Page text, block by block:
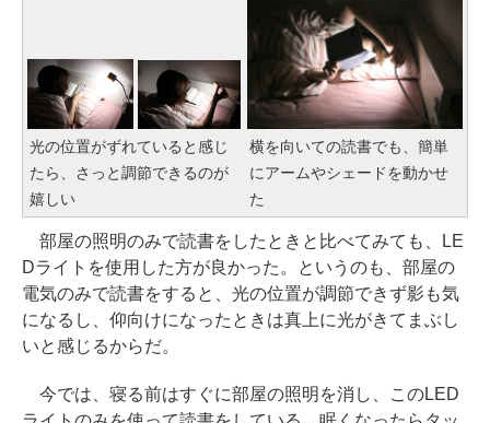
光の位置がずれていると感じ
たら、さっと調節できるのが
嬉しい
横を向いての読書でも、簡単
にアームやシェードを動かせ
た
部屋の照明のみで読書をしたときと比べてみても、LE
Dライトを使用した方が良かった。というのも、部屋の
電気のみで読書をすると、光の位置が調節できず影も気
になるし、仰向けになったときは真上に光がきてまぶし
いと感じるからだ。
今では、寝る前はすぐに部屋の照明を消し、このLED